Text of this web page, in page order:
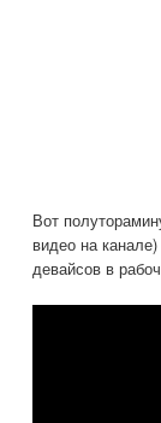
Вот
видео на
девайсов в